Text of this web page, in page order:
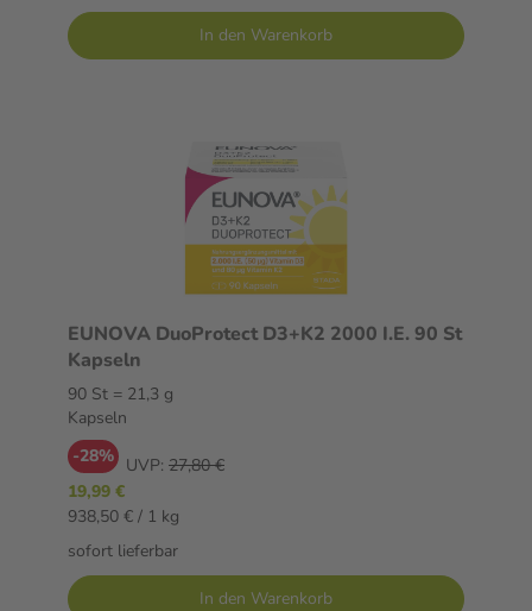
In den Warenkorb
EUNOVA DuoProtect D3+K2 2000 I.E. 90 St
Kapseln
90 St = 21,3 g
Kapseln
-28% UVP: 27,80 €
19,99 €
938,50 € / 1 kg
sofort lieferbar
In den Warenkorb